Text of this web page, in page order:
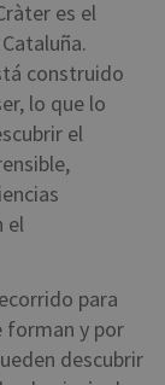
es el
construido
lo que lo
el
el
para
forman y por
descubrir